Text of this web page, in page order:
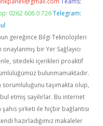
0262 606 0 726 Telegram:
gereğince Bilgi Teknolojileri
bir Yer Sağlayıcı
sitedeki içerikleri proaktif
bulunmamaktadır.
sorumluluğunu taşımakta olup,
etmiş sayılırlar. Bu internet
şirketi ile hiçbir bağlantısı
hazırladığımız makaleler